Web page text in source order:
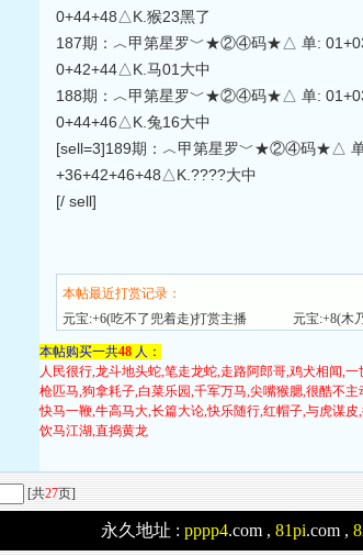
0+44+48△K.猴23黑了
187期：︿甲第星罗﹀★②④码★△ 单:
0+42+44△K.马01大中
188期：︿甲第星罗﹀★②④码★△ 单:
0+44+46△K.兔16大中
[sell=3]189期：︿甲第星罗﹀★②④码★△ 单:
+36+42+46+48△K.????大中
[/ sell]
本帖最近打赏记录：
元宝:+6(吃不了兜着走)打赏主播
元宝:+8(木
本帖购买一共48 人：
人民很行,龙斗地头蛇,笔走龙蛇,走路阿郎哥,鸡犬相闻,
枪匹马,狗拿耗子,白菜乐园,千军万马,尖嘴猴腮,很酷不
快马一鞭,牛高马大,长篇大论,快乐随行,红帽子,与虎谋
饮马江湖,直捣黄龙
[共27页]
永久地址 : pppp4.com , 81pi.com ,